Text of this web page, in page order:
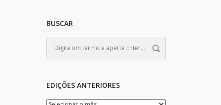
BUSCAR
EDIÇÕES ANTERIORES